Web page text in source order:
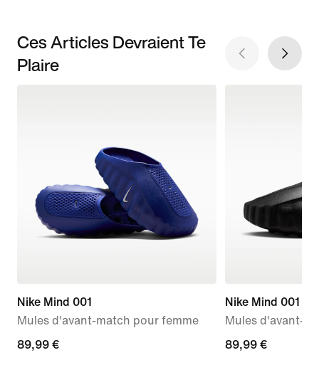
Ces Articles Devraient Te
Plaire
Nike Mind 001
Mules d'avant-match pour femme
89,99 €
89,99 €
Nike Mind 001
Mules d'avant-
89,99 €
89,99 €